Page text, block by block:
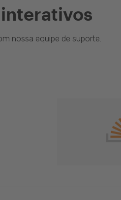
nossa equipe de suporte.